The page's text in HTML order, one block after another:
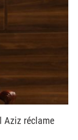
Aziz réclame